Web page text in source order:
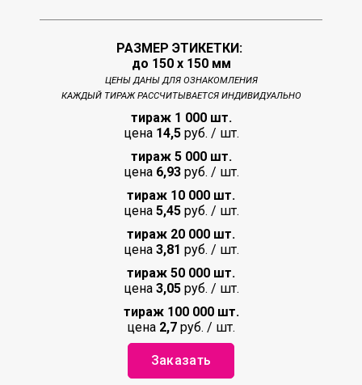
РАЗМЕР ЭТИКЕТКИ:
до 150 х 150 мм
ЦЕНЫ ДАНЫ ДЛЯ ОЗНАКОМЛЕНИЯ
КАЖДЫЙ ТИРАЖ РАССЧИТЫВАЕТСЯ ИНДИВИДУАЛЬНО
тираж 1 000 шт.
цена 14,5 руб. / шт.
тираж 5 000 шт.
цена6,93руб. / шт.
тираж 10 000 шт.
цена 5,45руб. / шт.
тираж 20 000 шт.
цена 3,81 руб. / шт.
тираж 50 000 шт.
цена 3,05 руб. / шт.
тираж 100 000 шт.
цена 2,7 руб. / шт.
Заказать